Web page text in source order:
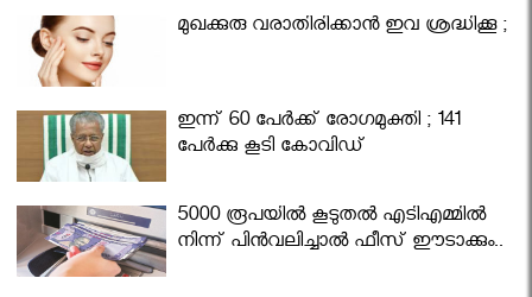
മുഖക്കുരു വരാതിരിക്കാന്‍ ഇവ ശ്രദ്ധിക്കൂ ;
ഇന്ന് 60 പേർക്ക് രോഗമുക്തി ; 141
പേര്‍ക്കു കൂടി കോവിഡ്
5000 രൂപയിൽ കൂടുതൽ എടിഎമ്മിൽ
നിന്ന് പിൻവലിച്ചാൽ ഫീസ് ഈടാക്കും..